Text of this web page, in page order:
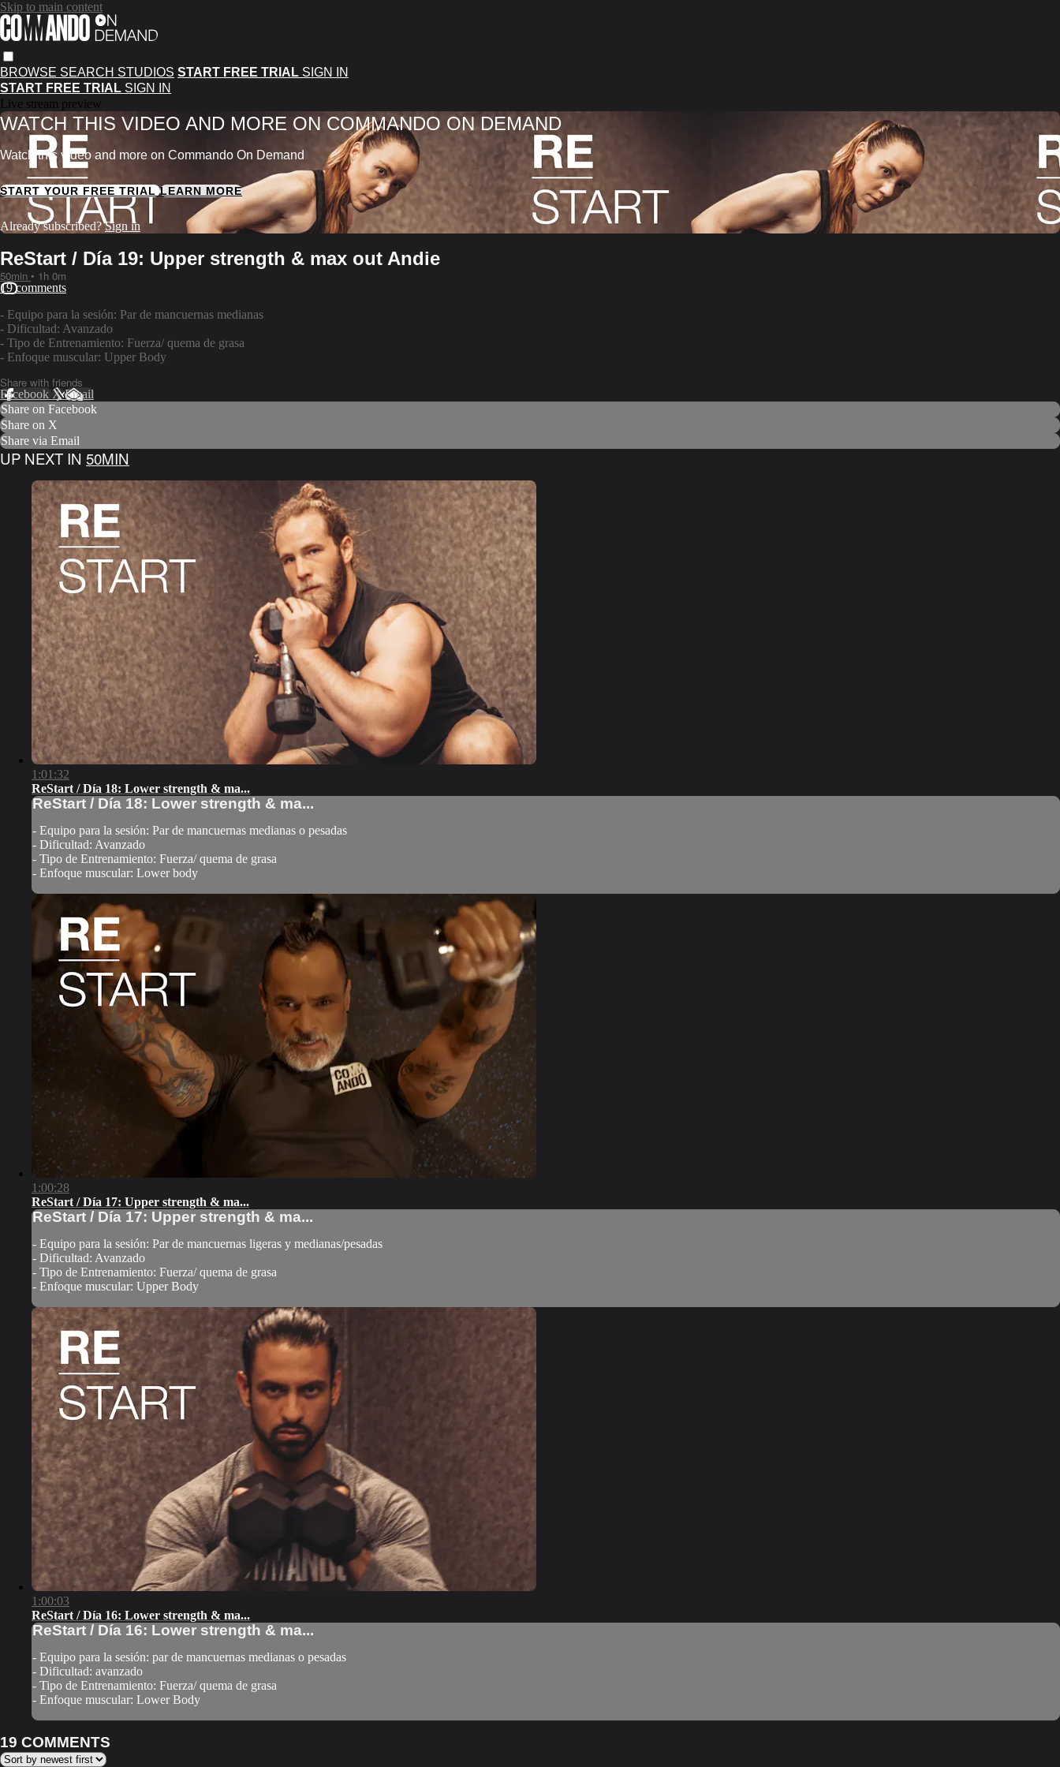
Skip to main content
BROWSE SEARCH STUDIOS START FREE TRIAL SIGN IN
START FREE TRIAL SIGN IN
Live stream preview
WATCH THIS VIDEO AND MORE ON COMMANDO ON DEMAND
Watch this video and more on Commando On Demand
START YOUR FREE TRIALLEARN MORE
Already subscribed?Sign in
ReStart / Día 19: Upper strength & max out Andie
50min • 1h 0m
19 comments
- Equipo para la sesión: Par de mancuernas medianas
- Dificultad: Avanzado
- Tipo de Entrenamiento: Fuerza/ quema de grasa
- Enfoque muscular: Upper Body
Share with friends
Facebook XEmail
Share on Facebook
Share on X
Share via Email
UP NEXT IN 50MIN
1:01:32
ReStart / Día 18: Lower strength & ma...
ReStart / Día 18: Lower strength & ma...
- Equipo para la sesión: Par de mancuernas medianas o pesadas
- Dificultad: Avanzado
- Tipo de Entrenamiento: Fuerza/ quema de grasa
- Enfoque muscular: Lower body
1:00:28
ReStart / Día 17: Upper strength & ma...
ReStart / Día 17: Upper strength & ma...
- Equipo para la sesión: Par de mancuernas ligeras y medianas/pesadas
- Dificultad: Avanzado
- Tipo de Entrenamiento: Fuerza/ quema de grasa
- Enfoque muscular: Upper Body
1:00:03
ReStart / Día 16: Lower strength & ma...
ReStart / Día 16: Lower strength & ma...
- Equipo para la sesión: par de mancuernas medianas o pesadas
- Dificultad: avanzado
- Tipo de Entrenamiento: Fuerza/ quema de grasa
- Enfoque muscular: Lower Body
19 COMMENTS